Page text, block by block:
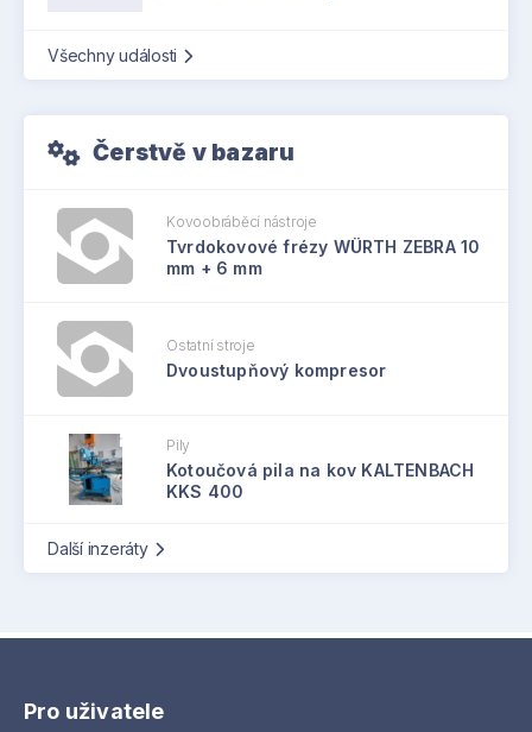
Všechny události
Čerstvě v bazaru
Kovoobráběcí nástroje
Tvrdokovové frézy WÜRTH ZEBRA 10
mm + 6 mm
Ostatní stroje
Dvoustupňový kompresor
Pily
Kotoučová pila na kov KALTENBACH
KKS 400
Další inzeráty
Pro uživatele